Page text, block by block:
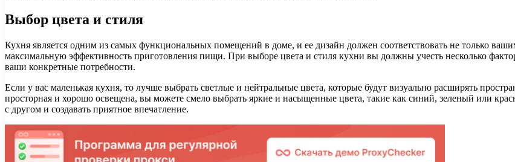
Выбор цвета и стиля
Кухня является одним из самых функциональных помещений в доме, и ее дизайн должен соответствовать не только
максимальную эффективность приготовления пищи. При выборе цвета и стиля кухни вы должны учесть несколько
ваши конкретные потребности.
Если у вас маленькая кухня, то лучше выбрать светлые и нейтральные цвета, которые будут визуально расширять
просторная и хорошо освещена, вы можете смело выбрать яркие и насыщенные цвета, такие как синий, зеленый или
с другом и создавать приятное впечатление.